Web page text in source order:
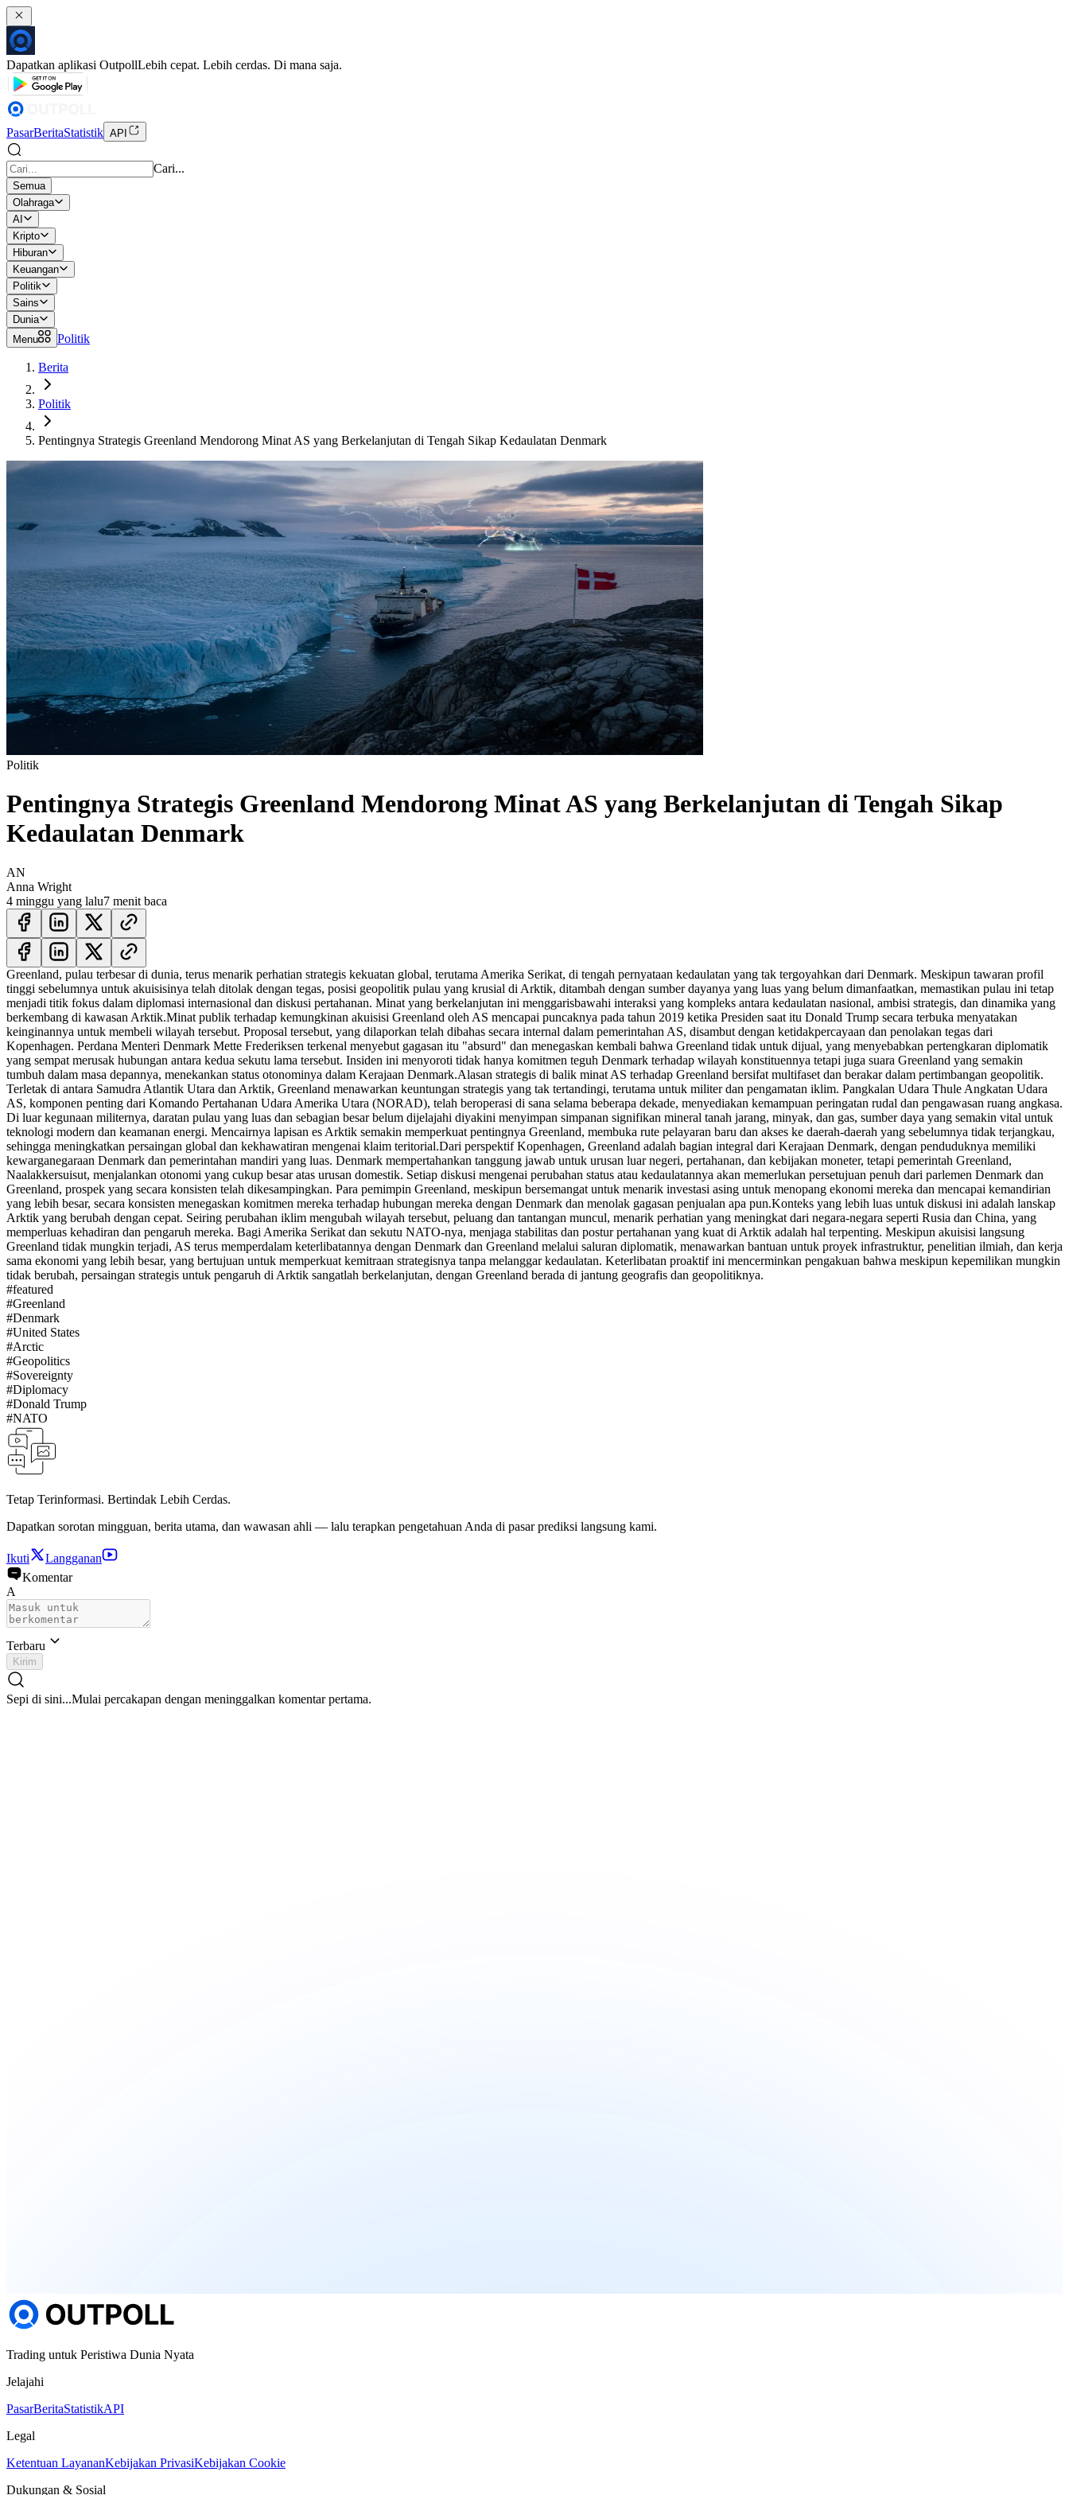
Dapatkan aplikasi OutpollLebih cepat. Lebih cerdas. Di mana saja.
PasarBeritaStatistik API
Cari...
Semua
Olahraga
AI
Kripto
Hiburan
Keuangan
Politik
Sains
Dunia
Menu
Politik
Berita
Politik
Pentingnya Strategis Greenland Mendorong Minat AS yang Berkelanjutan di Tengah Sikap Kedaulatan Denmark
Politik
Pentingnya Strategis Greenland Mendorong Minat AS yang Berkelanjutan di Tengah Sikap
Kedaulatan Denmark
AN
Anna Wright
4 minggu yang lalu7 menit baca
Greenland, pulau terbesar di dunia, terus menarik perhatian strategis kekuatan global, terutama Amerika Serikat, di tengah pernyataan kedaulatan yang tak tergoyahkan dari Denmark. Meskipun tawaran profil
tinggi sebelumnya untuk akuisisinya telah ditolak dengan tegas, posisi geopolitik pulau yang krusial di Arktik, ditambah dengan sumber dayanya yang luas yang belum dimanfaatkan, memastikan pulau ini tetap
menjadi titik fokus dalam diplomasi internasional dan diskusi pertahanan. Minat yang berkelanjutan ini menggarisbawahi interaksi yang kompleks antara kedaulatan nasional, ambisi strategis, dan dinamika yang
berkembang di kawasan Arktik.Minat publik terhadap kemungkinan akuisisi Greenland oleh AS mencapai puncaknya pada tahun 2019 ketika Presiden saat itu Donald Trump secara terbuka menyatakan
keinginannya untuk membeli wilayah tersebut. Proposal tersebut, yang dilaporkan telah dibahas secara internal dalam pemerintahan AS, disambut dengan ketidakpercayaan dan penolakan tegas dari
Kopenhagen. Perdana Menteri Denmark Mette Frederiksen terkenal menyebut gagasan itu "absurd" dan menegaskan kembali bahwa Greenland tidak untuk dijual, yang menyebabkan pertengkaran diplomatik
yang sempat merusak hubungan antara kedua sekutu lama tersebut. Insiden ini menyoroti tidak hanya komitmen teguh Denmark terhadap wilayah konstituennya tetapi juga suara Greenland yang semakin
tumbuh dalam masa depannya, menekankan status otonominya dalam Kerajaan Denmark.Alasan strategis di balik minat AS terhadap Greenland bersifat multifaset dan berakar dalam pertimbangan geopolitik.
Terletak di antara Samudra Atlantik Utara dan Arktik, Greenland menawarkan keuntungan strategis yang tak tertandingi, terutama untuk militer dan pengamatan iklim. Pangkalan Udara Thule Angkatan Udara
AS, komponen penting dari Komando Pertahanan Udara Amerika Utara (NORAD), telah beroperasi di sana selama beberapa dekade, menyediakan kemampuan peringatan rudal dan pengawasan ruang angkasa.
Di luar kegunaan militernya, daratan pulau yang luas dan sebagian besar belum dijelajahi diyakini menyimpan simpanan signifikan mineral tanah jarang, minyak, dan gas, sumber daya yang semakin vital untuk
teknologi modern dan keamanan energi. Mencairnya lapisan es Arktik semakin memperkuat pentingnya Greenland, membuka rute pelayaran baru dan akses ke daerah-daerah yang sebelumnya tidak terjangkau,
sehingga meningkatkan persaingan global dan kekhawatiran mengenai klaim teritorial.Dari perspektif Kopenhagen, Greenland adalah bagian integral dari Kerajaan Denmark, dengan penduduknya memiliki
kewarganegaraan Denmark dan pemerintahan mandiri yang luas. Denmark mempertahankan tanggung jawab untuk urusan luar negeri, pertahanan, dan kebijakan moneter, tetapi pemerintah Greenland,
Naalakkersuisut, menjalankan otonomi yang cukup besar atas urusan domestik. Setiap diskusi mengenai perubahan status atau kedaulatannya akan memerlukan persetujuan penuh dari parlemen Denmark dan
Greenland, prospek yang secara konsisten telah dikesampingkan. Para pemimpin Greenland, meskipun bersemangat untuk menarik investasi asing untuk menopang ekonomi mereka dan mencapai kemandirian
yang lebih besar, secara konsisten menegaskan komitmen mereka terhadap hubungan mereka dengan Denmark dan menolak gagasan penjualan apa pun.Konteks yang lebih luas untuk diskusi ini adalah lanskap
Arktik yang berubah dengan cepat. Seiring perubahan iklim mengubah wilayah tersebut, peluang dan tantangan muncul, menarik perhatian yang meningkat dari negara-negara seperti Rusia dan China, yang
memperluas kehadiran dan pengaruh mereka. Bagi Amerika Serikat dan sekutu NATO-nya, menjaga stabilitas dan postur pertahanan yang kuat di Arktik adalah hal terpenting. Meskipun akuisisi langsung
Greenland tidak mungkin terjadi, AS terus memperdalam keterlibatannya dengan Denmark dan Greenland melalui saluran diplomatik, menawarkan bantuan untuk proyek infrastruktur, penelitian ilmiah, dan kerja
sama ekonomi yang lebih besar, yang bertujuan untuk memperkuat kemitraan strategisnya tanpa melanggar kedaulatan. Keterlibatan proaktif ini mencerminkan pengakuan bahwa meskipun kepemilikan mungkin
tidak berubah, persaingan strategis untuk pengaruh di Arktik sangatlah berkelanjutan, dengan Greenland berada di jantung geografis dan geopolitiknya.
#featured
#Greenland
#Denmark
#United States
#Arctic
#Geopolitics
#Sovereignty
#Diplomacy
#Donald Trump
#NATO
Tetap Terinformasi. Bertindak Lebih Cerdas.
Dapatkan sorotan mingguan, berita utama, dan wawasan ahli — lalu terapkan pengetahuan Anda di pasar prediksi langsung kami.
Ikuti
Langganan
Komentar
A
Terbaru
Kirim
Sepi di sini...Mulai percakapan dengan meninggalkan komentar pertama.
Trading untuk Peristiwa Dunia Nyata
Jelajahi
PasarBeritaStatistikAPI
Legal
Ketentuan LayananKebijakan PrivasiKebijakan Cookie
Dukungan & Sosial